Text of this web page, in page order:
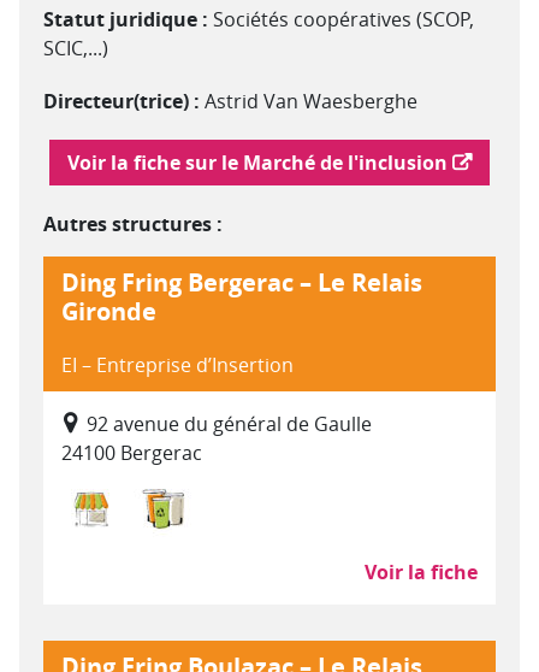
Statut juridique : Sociétés coopératives (SCOP,
SCIC,...)
Directeur(trice) : Astrid Van Waesberghe
Lien vers le marché de l'inclusion
Voir la fiche sur le Marché de l'inclusion
Autres structures :
Ding Fring Bergerac – Le Relais
Gironde
EI – Entreprise d’Insertion
92 avenue du général de Gaulle
24100 Bergerac
Commerce, distribution
Voir la fiche